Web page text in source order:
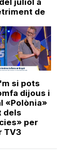
juliol a
de
si pots
dijous i
«Polònia»
dels
per
TV3